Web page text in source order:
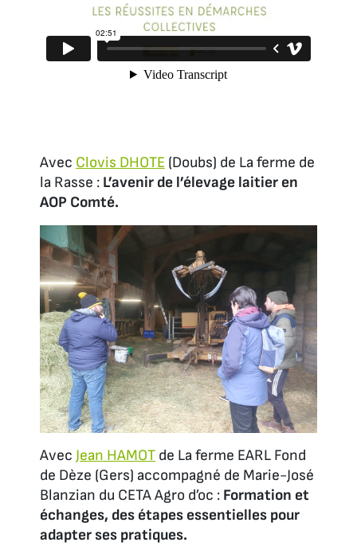
Avec Clovis DHOTE (Doubs) de La ferme de
la Rasse : L’avenir de l’élevage laitier en
AOP Comté.
Avec Jean HAMOT de La ferme EARL Fond
de Dèze (Gers) accompagné de Marie-José
Blanzian du CETA Agro d’oc : Formation et
échanges, des étapes essentielles pour
adapter ses pratiques.